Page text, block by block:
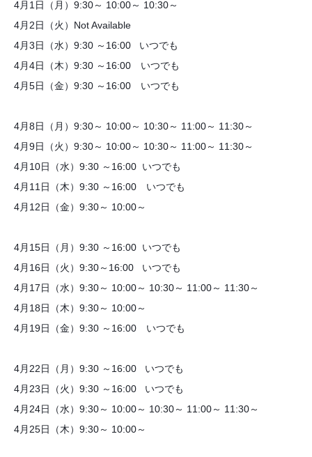
4月1日（月）9:30～ 10:00～ 10:30～
4月2日（火）Not Available
4月3日（水）9:30 ～16:00 いつでも
4月4日（木）9:30 ～16:00 いつでも
4月5日（金）9:30 ～16:00 いつでも
4月8日（月）9:30～ 10:00～ 10:30～ 11:00～ 11:30～
4月9日（火）9:30～ 10:00～ 10:30～ 11:00～ 11:30～
4月10日（水）9:30 ～16:00 いつでも
4月11日（木）9:30 ～16:00 いつでも
4月12日（金）9:30～ 10:00～
4月15日（月） 9:30 ～16:00 いつでも
4月16日（火）9:30～16:00 いつでも
4月17日（水）9:30～ 10:00～ 10:30～ 11:00～ 11:30～
4月18日（木）9:30～ 10:00～
4月19日（金）9:30 ～16:00 いつでも
4月22日（月） 9:30 ～16:00 いつでも
4月23日（火）9:30 ～16:00 いつでも
4月24日（水）9:30～ 10:00～ 10:30～ 11:00～ 11:30～
4月25日（木）9:30～ 10:00～